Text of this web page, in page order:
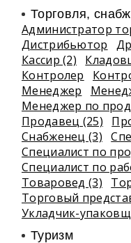
Торговля,
Администратор
Дистрибьютор
Кассир (2)
Контролер
Менеджер
Менеджер по
Продавец (25)
Снабженец (3)
Специалист по
Специалист по
Товаровед (3)
Торговый
Укладчик-
Туризм